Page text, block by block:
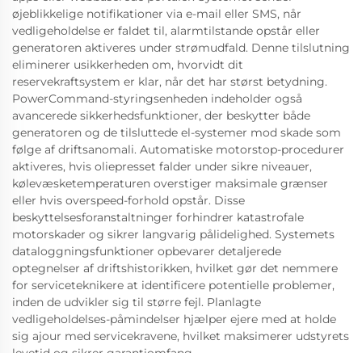
øjeblikkelige notifikationer via e-mail eller SMS, når
vedligeholdelse er faldet til, alarmtilstande opstår eller
generatoren aktiveres under strømudfald. Denne tilslutning
eliminerer usikkerheden om, hvorvidt dit
reservekraftsystem er klar, når det har størst betydning.
PowerCommand-styringsenheden indeholder også
avancerede sikkerhedsfunktioner, der beskytter både
generatoren og de tilsluttede el-systemer mod skade som
følge af driftsanomali. Automatiske motorstop-procedurer
aktiveres, hvis oliepresset falder under sikre niveauer,
kølevæsketemperaturen overstiger maksimale grænser
eller hvis overspeed-forhold opstår. Disse
beskyttelsesforanstaltninger forhindrer katastrofale
motorskader og sikrer langvarig pålidelighed. Systemets
dataloggningsfunktioner opbevarer detaljerede
optegnelser af driftshistorikken, hvilket gør det nemmere
for serviceteknikere at identificere potentielle problemer,
inden de udvikler sig til større fejl. Planlagte
vedligeholdelses-påmindelser hjælper ejere med at holde
sig ajour med servicekravene, hvilket maksimerer udstyrets